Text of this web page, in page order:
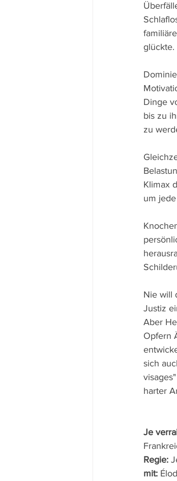
glückte.
Dinge
bis zu
zu
Klimax
um
Nie will
Justiz
Aber
Opfern
sich
harter
Je
Regie:
mit: